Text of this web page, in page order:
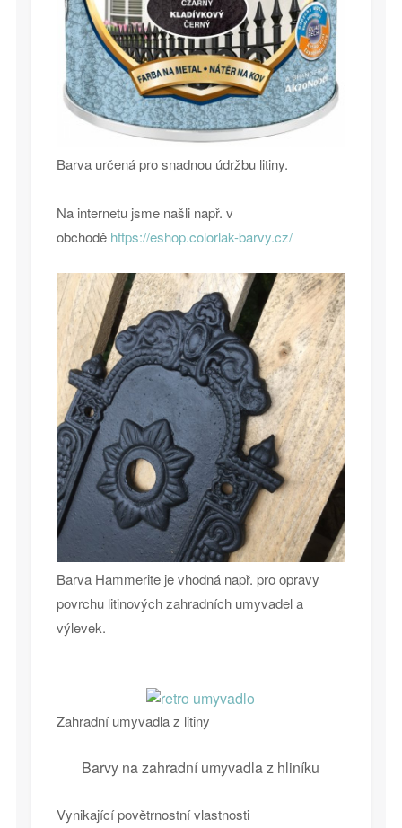
Barva určená pro snadnou údržbu litiny.
Na internetu jsme našli např. v
obchodě https://eshop.colorlak-barvy.cz/
Barva Hammerite je vhodná např. pro opravy
povrchu litinových zahradních umyvadel a
výlevek.
Zahradní umyvadla z litiny
Barvy na zahradní umyvadla z hliníku
Vynikající povětrnostní vlastnosti